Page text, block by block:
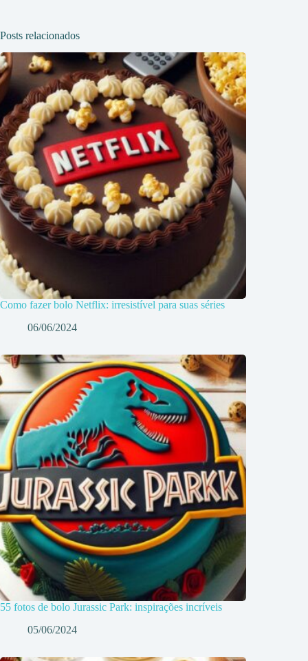
Posts relacionados
Como fazer bolo Netflix: irresistível para suas séries
06/06/2024
55 fotos de bolo Jurassic Park: inspirações incríveis
05/06/2024